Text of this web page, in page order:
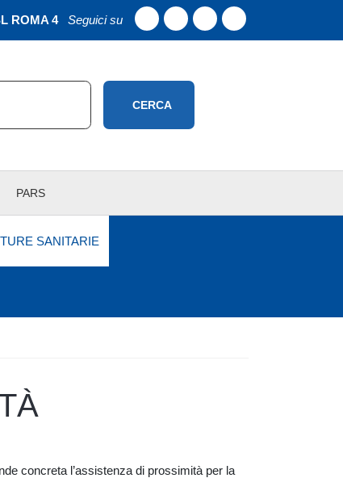
ROMA 4 Seguici su
CERCA
PARS
SANITARIE
concreta l’assistenza di prossimità per la